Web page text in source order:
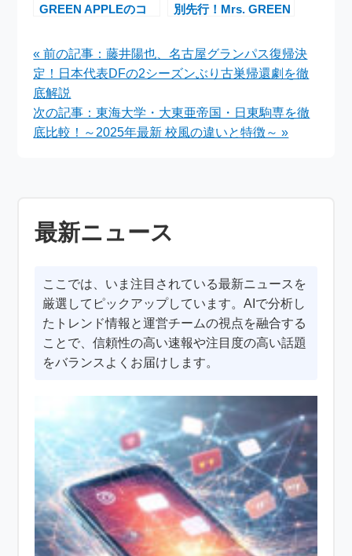
GREEN APPLEのコ
るキャンペーン実施中
別先行！Mrs. GREEN
好の機会
« 前の記事：藤井陽也、名古屋グランパス復帰決
定！日本代表DFの2シーズンぶり古巣帰還劇を徹
底解説
次の記事：東海大学・大東亜帝国・日東駒専を徹
底比較！～2025年最新 校風の違いと特徴～ »
最新ニュース
ここでは、いま注目されている最新ニュースを
厳選してピックアップしています。AIで分析し
たトレンド情報と運営チームの視点を融合する
ことで、信頼性の高い速報や注目度の高い話題
をバランスよくお届けします。